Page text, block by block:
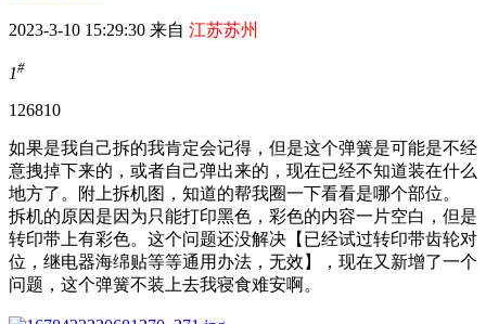
2023-3-10 15:29:30 来自 江苏苏州
1#
126810
如果是我自己拆的我肯定会记得，但是这个弹簧是可能是不经
意拽掉下来的，或者自己弹出来的，现在已经不知道装在什么
地方了。附上拆机图，知道的帮我圈一下看看是哪个部位。
拆机的原因是因为只能打印黑色，彩色的内容一片空白，但是
转印带上有彩色。这个问题还没解决【已经试过转印带齿轮对
位，继电器海绵贴等等通用办法，无效】，现在又新增了一个
问题，这个弹簧不装上去我寝食难安啊。